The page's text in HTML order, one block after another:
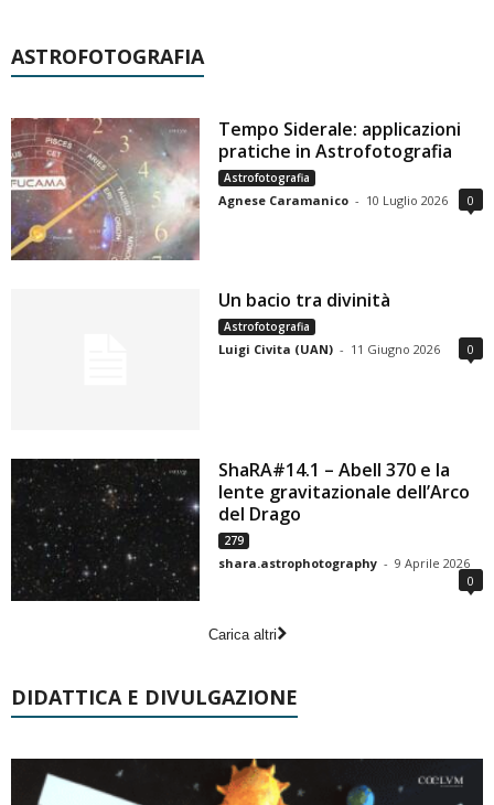
ASTROFOTOGRAFIA
Tempo Siderale: applicazioni
pratiche in Astrofotografia
Astrofotografia
Agnese Caramanico - 10 Luglio 2026 0
Un bacio tra divinità
Astrofotografia
Luigi Civita (UAN) - 11 Giugno 2026 0
ShaRA#14.1 – Abell 370 e la
lente gravitazionale dell’Arco
del Drago
279
shara.astrophotography - 9 Aprile 2026
0
Carica altri
DIDATTICA E DIVULGAZIONE